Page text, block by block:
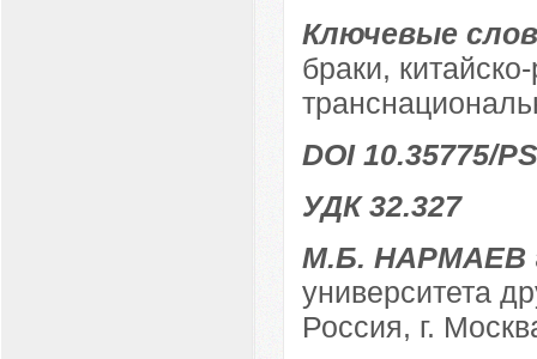
Ключевые
браки,
DOI 10.35775/
УДК 32.327
М.Б. НАРМАЕВ
университета
Россия, г.